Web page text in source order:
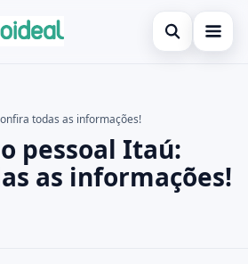
Abrir busca
buscar ou ESC para fechar.
todas as informações!
pessoal Itaú:
as informações!